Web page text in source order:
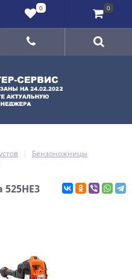
Бензоножницы
0 0